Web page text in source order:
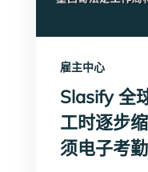
雇主中心
Slasify 全
工时逐步
须电子考勤